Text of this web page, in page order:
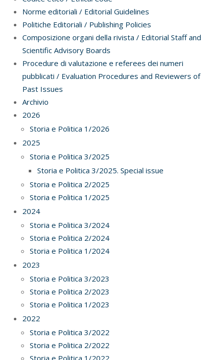
Norme editoriali / Editorial Guidelines
Politiche Editoriali / Publishing Policies
Composizione organi della rivista / Editorial Staff and
Scientific Advisory Boards
Procedure di valutazione e referees dei numeri
pubblicati / Evaluation Procedures and Reviewers of
Past Issues
Archivio
2026
Storia e Politica 1/2026
2025
Storia e Politica 3/2025
Storia e Politica 3/2025. Special issue
Storia e Politica 2/2025
Storia e Politica 1/2025
2024
Storia e Politica 3/2024
Storia e Politica 2/2024
Storia e Politica 1/2024
2023
Storia e Politica 3/2023
Storia e Politica 2/2023
Storia e Politica 1/2023
2022
Storia e Politica 3/2022
Storia e Politica 2/2022
Storia e Politica 1/2022